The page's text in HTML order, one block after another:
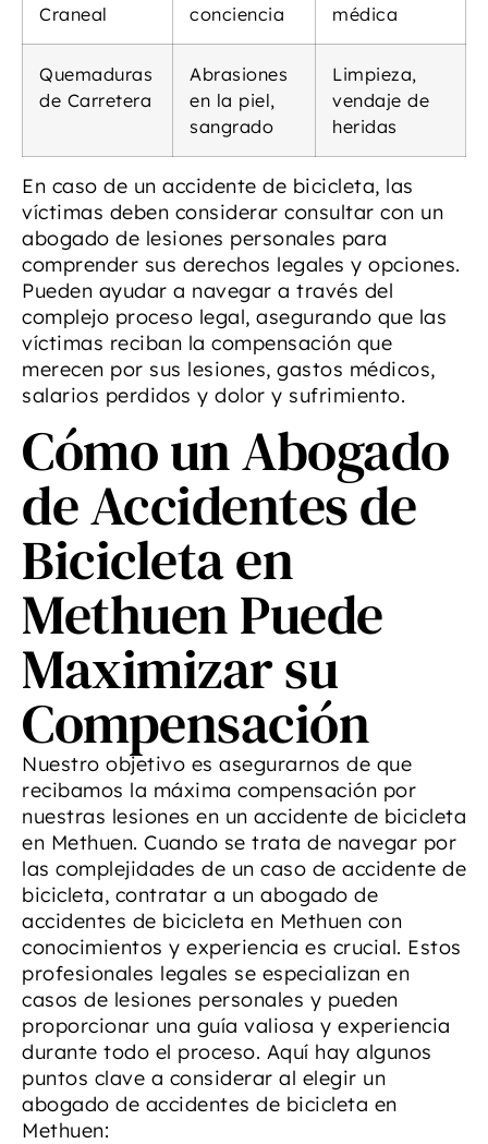
Craneal
conciencia
médica
Quemaduras
de Carretera
Abrasiones
en la piel,
sangrado
Limpieza,
vendaje de
heridas
En caso de un accidente de bicicleta, las
víctimas deben considerar consultar con un
abogado de lesiones personales para
comprender sus derechos legales y opciones.
Pueden ayudar a navegar a través del
complejo proceso legal, asegurando que las
víctimas reciban la compensación que
merecen por sus lesiones, gastos médicos,
salarios perdidos y dolor y sufrimiento.
Cómo un Abogado
de Accidentes de
Bicicleta en
Methuen Puede
Maximizar su
Compensación
Nuestro objetivo es asegurarnos de que
recibamos la máxima compensación por
nuestras lesiones en un accidente de bicicleta
en Methuen. Cuando se trata de navegar por
las complejidades de un caso de accidente de
bicicleta, contratar a un abogado de
accidentes de bicicleta en Methuen con
conocimientos y experiencia es crucial. Estos
profesionales legales se especializan en
casos de lesiones personales y pueden
proporcionar una guía valiosa y experiencia
durante todo el proceso. Aquí hay algunos
puntos clave a considerar al elegir un
abogado de accidentes de bicicleta en
Methuen: